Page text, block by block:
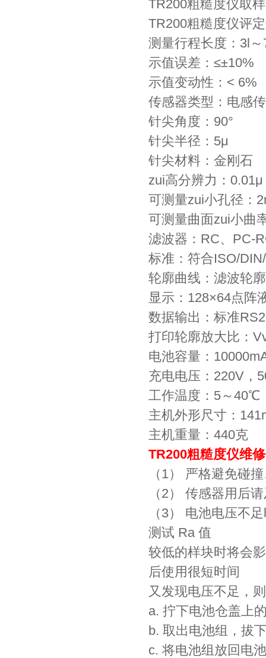
TR200粗糙度仪取
TR200粗糙度仪评
测量行程长度：3l
示值误差：≤±10%
示值变动性：< 6%
传感器类型：电感
针尖角度：90°
针尖半径：5μ
针尖材料：金刚石
zui高分辨力：0.01μ
可测量zui小孔径：
可测量曲面zui小曲
滤波器：RC、PC-
标准：符合ISO/
轮廓曲线：滤波轮
显示：128×64点阵
数据输出：标准
打印轮廓放大比：
电池容量：
充电电压：220V，
工作温度：5～40℃
主机外形尺寸：
主机重量：440克
TR200粗糙度仪维
（1） 严格避免碰
（2） 传感器用后
（3） 电池电压不
测试 Ra 值
较低的样块时将会
后使用很短时间
又发现电压不足，
a. 拧下电池仓盖上
b. 取出电池组，拔
c. 将电池组放回电